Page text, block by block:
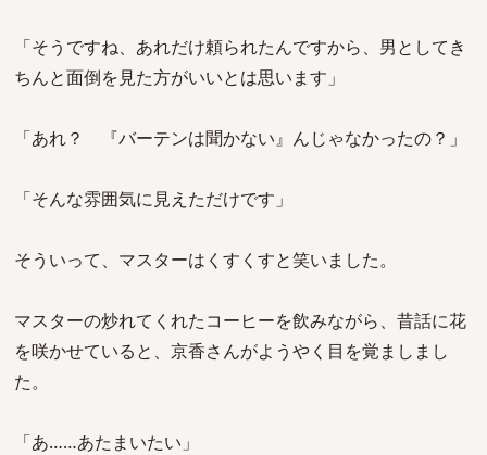
「そうですね、あれだけ頼られたんですから、男としてき
ちんと面倒を見た方がいいとは思います」
「あれ？ 『バーテンは聞かない』んじゃなかったの？」
「そんな雰囲気に見えただけです」
そういって、マスターはくすくすと笑いました。
マスターの炒れてくれたコーヒーを飲みながら、昔話に花
を咲かせていると、京香さんがようやく目を覚ましまし
た。
「あ……あたまいたい」